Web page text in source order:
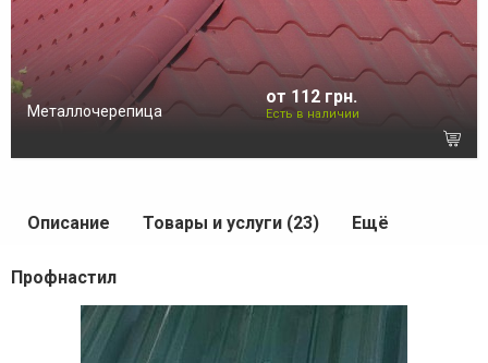
Металлочерепица
от 112 грн.
Есть в наличии
Описание Товары и услуги (23) Ещё
Профнастил